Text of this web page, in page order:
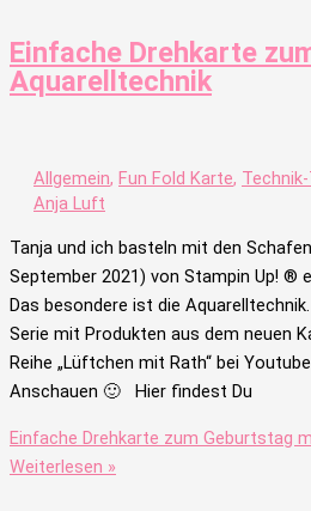
Einfache Drehkarte
Aquarelltechnik
Allgemein, Fun Fold Karte,
Anja Luft
Tanja und ich basteln mit den
September 2021) von Stampin Up! ®
Das besondere ist die
Serie mit Produkten aus dem neuen
Reihe „Lüftchen mit Rath“ bei
Anschauen 🙂 Hier findest Du
Einfache Drehkarte zum Geburtstag
Weiterlesen »